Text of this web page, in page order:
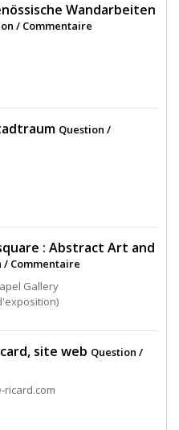
Wandarbeiten
/ Commentaire
Question /
: Abstract Art and
/ Commentaire
Gallery
site web Question /